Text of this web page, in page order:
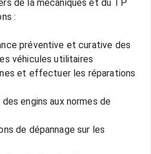
de la mécaniques et du TP
:
préventive et curative des
véhicules utilitaires
et effectuer les réparations
engins aux normes de
de dépannage sur les